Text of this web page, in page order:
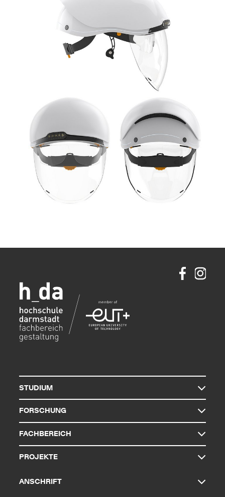
STUDIUM
FORSCHUNG
FACHBEREICH
PROJEKTE
ANSCHRIFT